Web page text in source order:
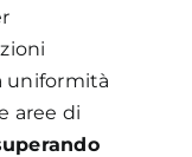
uniformità
aree di